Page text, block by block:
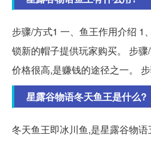
步骤/方式1 一、鱼王作用介绍 1
锁新的帽子提供玩家购买。 步
价格很高,是赚钱的途径之一。 步
星露谷物语冬天鱼王是什么?
冬天鱼王即冰川鱼,是星露谷物